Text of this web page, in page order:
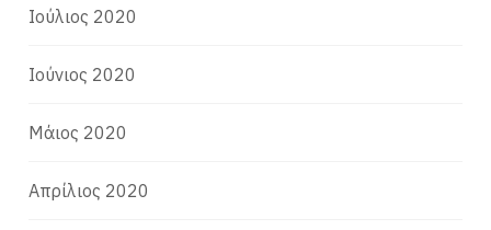
Ιούλιος 2020
Ιούνιος 2020
Μάιος 2020
Απρίλιος 2020